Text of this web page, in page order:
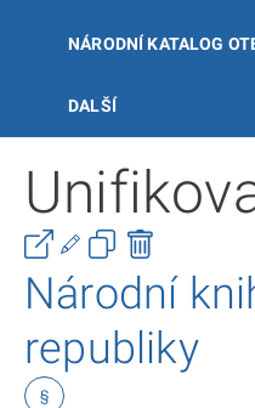
NÁRODNÍ KATALOG
DALŠÍ
Národní
republiky
§